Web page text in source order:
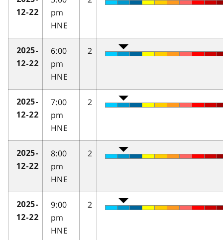
12-22
pm
HNE
2025-
12-22
6:00
pm
HNE
2
2025-
12-22
7:00
pm
HNE
2
2025-
12-22
8:00
pm
HNE
2
2025-
12-22
9:00
pm
HNE
2